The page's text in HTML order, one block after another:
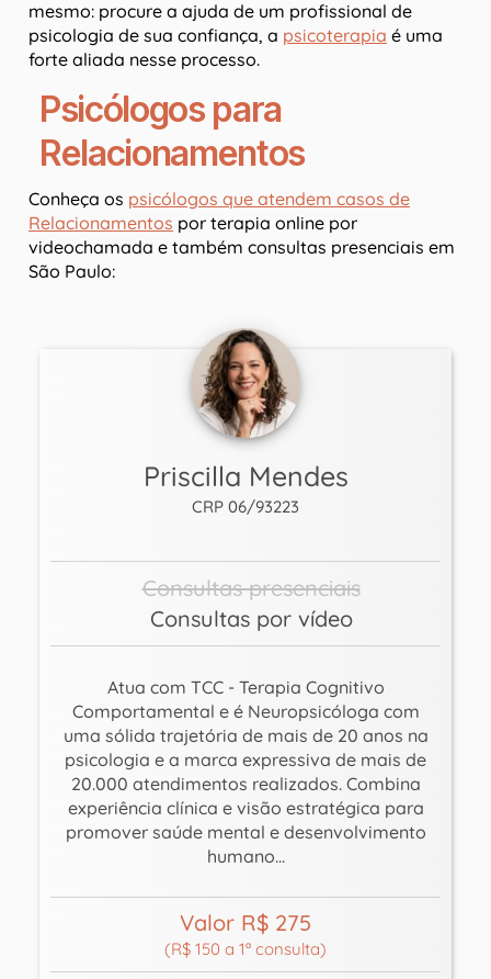
mesmo: procure a ajuda de um profissional de
psicologia de sua confiança, a psicoterapia é uma
forte aliada nesse processo.
Psicólogos para
Relacionamentos
Conheça os psicólogos que atendem casos de
Relacionamentos por terapia online por
videochamada e também consultas presenciais em
São Paulo:
Priscilla Mendes
CRP 06/93223
Consultas presenciais
Consultas por vídeo
Atua com TCC - Terapia Cognitivo
Comportamental e é Neuropsicóloga com
uma sólida trajetória de mais de 20 anos na
psicologia e a marca expressiva de mais de
20.000 atendimentos realizados. Combina
experiência clínica e visão estratégica para
promover saúde mental e desenvolvimento
humano...
Valor R$ 275
(R$ 150 a 1ª consulta)